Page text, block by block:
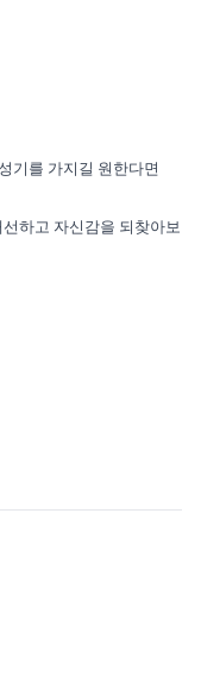
기를 가지길 원한다면
하고 자신감을 되찾아보